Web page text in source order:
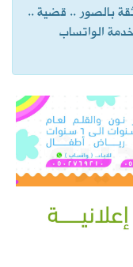
بالصور .. قضية ..
الواتساب